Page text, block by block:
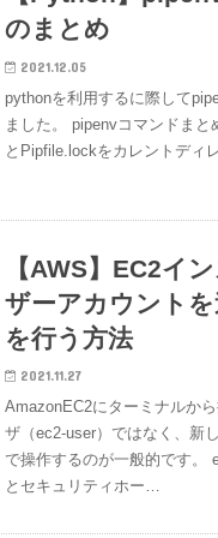
のまとめ
2021.12.05
pythonを利用するに際して
ました。 pipenvコマンドま
とPipfile.lockをカレントディ
【AWS】EC2イ
ザーアカウント
を行う方法
2021.11.27
AmazonEC2にターミナルか
ザ（ec2-user）ではなく、新
で操作するのが一般的です。
とセキュリティホー…